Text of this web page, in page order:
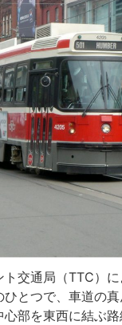
ト交通局（TTC）
とつで、車道の
部を東西に結ぶ